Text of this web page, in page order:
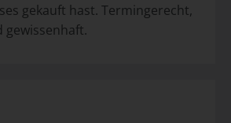
gekauft hast. Termingerecht,
gewissenhaft.